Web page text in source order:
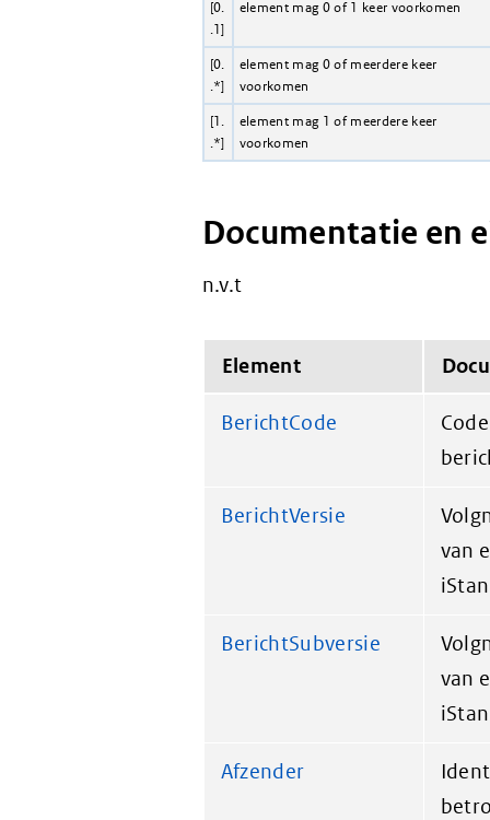
[0.
.1]
element mag 0 of 1 keer voorkomen
[0.
.*]
element mag 0 of meerdere keer
voorkomen
[1.
.*]
element mag 1 of meerdere keer
voorkomen
Documentatie en
n.v.t
Element
BerichtCode
BerichtVersie
van
BerichtSubversie
van
Afzender